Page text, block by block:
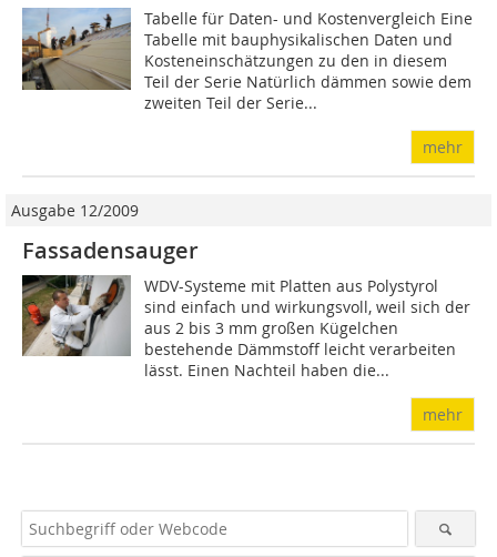
Tabelle für Daten- und Kostenvergleich Eine
Tabelle mit bauphysikalischen Daten und
Kosteneinschätzungen zu den in diesem
Teil der Serie Natürlich dämmen sowie dem
zweiten Teil der Serie...
mehr
Ausgabe 12/2009
Fassadensauger
WDV-Systeme mit Platten aus Polystyrol
sind einfach und wirkungsvoll, weil sich der
aus 2 bis 3 mm großen Kügelchen
bestehende Dämmstoff leicht verarbeiten
lässt. Einen Nachteil haben die...
mehr